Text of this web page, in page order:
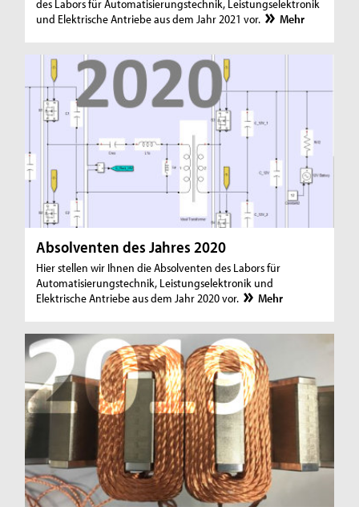
des Labors für Automatisierungstechnik, Leistungselektronik
und Elektrische Antriebe aus dem Jahr 2021 vor.
Mehr
Absolventen des Jahres 2020
Hier stellen wir Ihnen die Absolventen des Labors für
Automatisierungstechnik, Leistungselektronik und
Elektrische Antriebe aus dem Jahr 2020 vor.
Mehr